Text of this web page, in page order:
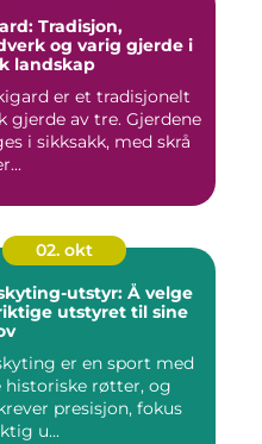
Tradisjon,
og varig gjerde i
landskap
er et tradisjonelt
gjerde av tre. Gjerdene
i sikksakk, med skrå
02. okt
utstyr: Å velge
utstyret til sine
er en sport med
historiske røtter, og
presisjon, fokus
u...